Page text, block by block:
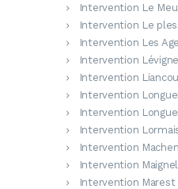
Intervention Le
Intervention Le
Intervention Les
Intervention
Intervention
Intervention
Intervention
Intervention
Intervention
Intervention
Intervention Marest